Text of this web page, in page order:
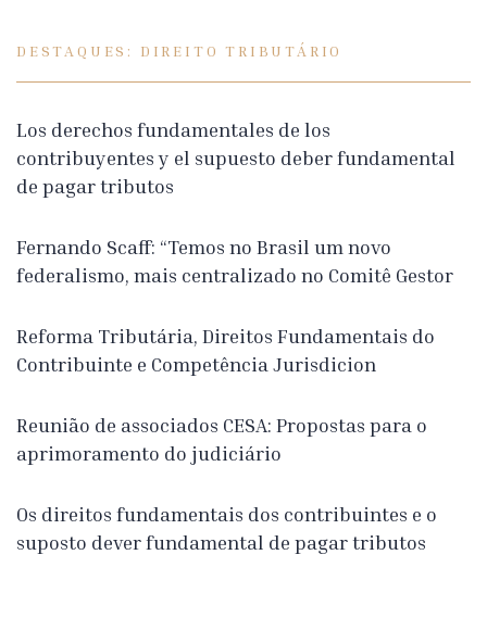
DESTAQUES: DIREITO TRIBUTÁRIO
Los derechos fundamentales de los
contribuyentes y el supuesto deber fundamental
de pagar tributos
Fernando Scaff: “Temos no Brasil um novo
federalismo, mais centralizado no Comitê Gestor
Reforma Tributária, Direitos Fundamentais do
Contribuinte e Competência Jurisdicion
Reunião de associados CESA: Propostas para o
aprimoramento do judiciário
Os direitos fundamentais dos contribuintes e o
suposto dever fundamental de pagar tributos